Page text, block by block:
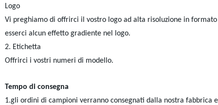
Logo
Vi preghiamo di offrirci il vostro logo ad alta risoluzione in
esserci alcun effetto gradiente nel logo.
2. Etichetta
Offrirci i vostri numeri di modello.
Tempo di consegna
1.gli ordini di campioni verranno consegnati dalla nostra fabbrica